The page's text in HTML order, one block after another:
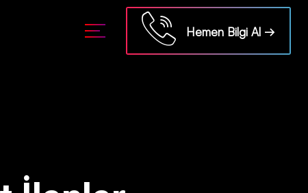
api/kontrol/etiket.php on line18 Hemen Bilgi Al →